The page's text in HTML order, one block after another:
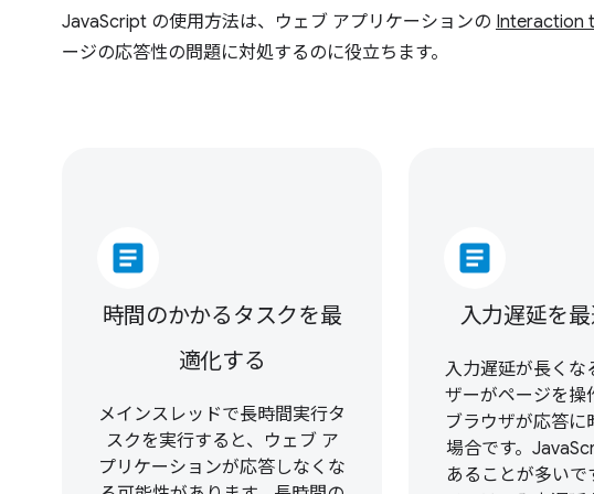
JavaScript の使用方法は、ウェブ アプリケーションの Interaction
ージの応答性の問題に対処するのに役立ちます。
article
時間のかかるタスクを最
適化する
メインスレッドで長時間実行タ
スクを実行すると、ウェブ ア
プリケーションが応答しなくな
article
入力遅延を
入力遅延が長くな
ザーがページを操
ブラウザが応答に
場合です。
あることが多いで